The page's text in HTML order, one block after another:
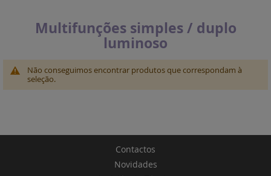
Multifunções simples / duplo
luminoso
Não conseguimos encontrar produtos que correspondam à
seleção.
Contactos
Novidades